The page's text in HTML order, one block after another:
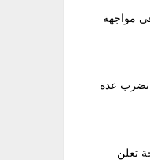
مواجهة
تضرب عدة
تعلن